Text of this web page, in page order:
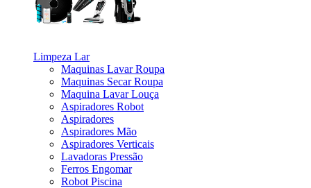
Limpeza Lar
Maquinas Lavar Roupa
Maquinas Secar Roupa
Maquina Lavar Louça
Aspiradores Robot
Aspiradores
Aspiradores Mão
Aspiradores Verticais
Lavadoras Pressão
Ferros Engomar
Robot Piscina